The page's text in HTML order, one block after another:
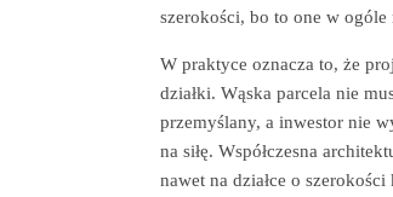
szerokości, bo to one w ogóle
W praktyce oznacza to, że
działki. Wąska parcela nie
przemyślany, a inwestor nie
na siłę. Współczesna
nawet na działce o